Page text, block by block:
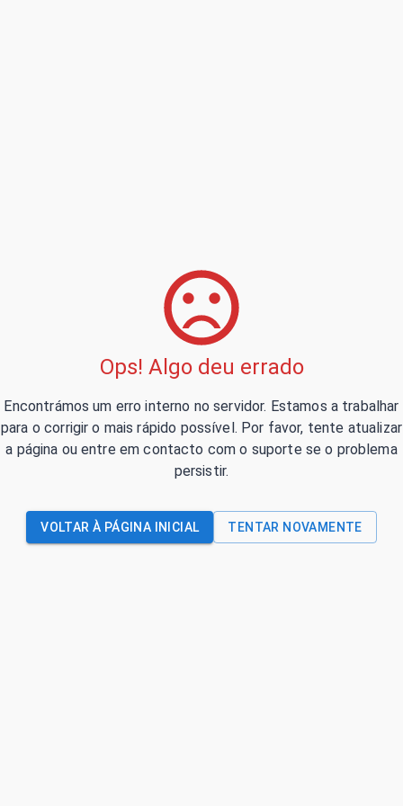
Ops! Algo deu errado
Encontrámos um erro interno no servidor. Estamos a trabalhar
para o corrigir o mais rápido possível. Por favor, tente atualizar
a página ou entre em contacto com o suporte se o problema
persistir.
VOLTAR À PÁGINA INICIAL TENTAR NOVAMENTE